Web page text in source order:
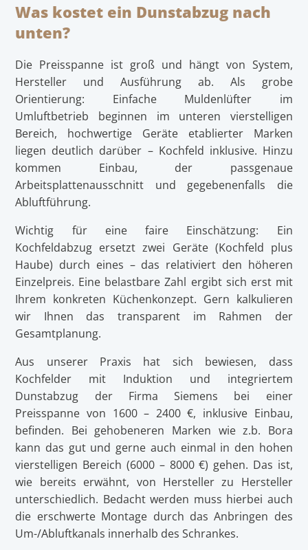
Was kostet ein Dunstabzug nach
unten?
Die Preisspanne ist groß und hängt von System,
Hersteller und Ausführung ab. Als grobe
Orientierung: Einfache Muldenlüfter im
Umluftbetrieb beginnen im unteren vierstelligen
Bereich, hochwertige Geräte etablierter Marken
liegen deutlich darüber – Kochfeld inklusive. Hinzu
kommen Einbau, der passgenaue
Arbeitsplattenausschnitt und gegebenenfalls die
Abluftführung.
Wichtig für eine faire Einschätzung: Ein
Kochfeldabzug ersetzt zwei Geräte (Kochfeld plus
Haube) durch eines – das relativiert den höheren
Einzelpreis. Eine belastbare Zahl ergibt sich erst mit
Ihrem konkreten Küchenkonzept. Gern kalkulieren
wir Ihnen das transparent im Rahmen der
Gesamtplanung.
Aus unserer Praxis hat sich bewiesen, dass
Kochfelder mit Induktion und integriertem
Dunstabzug der Firma Siemens bei einer
Preisspanne von 1600 – 2400 €, inklusive Einbau,
befinden. Bei gehobeneren Marken wie z.b. Bora
kann das gut und gerne auch einmal in den hohen
vierstelligen Bereich (6000 – 8000 €) gehen. Das ist,
wie bereits erwähnt, von Hersteller zu Hersteller
unterschiedlich. Bedacht werden muss hierbei auch
die erschwerte Montage durch das Anbringen des
Um-/Abluftkanals innerhalb des Schrankes.